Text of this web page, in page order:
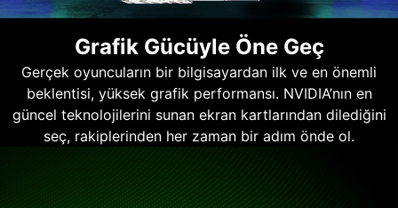
Grafik Gücüyle Öne Geç
Gerçek oyuncuların bir bilgisayardan ilk ve en önemli
beklentisi, yüksek grafik performansı. NVIDIA’nın en
güncel teknolojilerini sunan ekran kartlarından dilediğini
seç, rakiplerinden her zaman bir adım önde ol.